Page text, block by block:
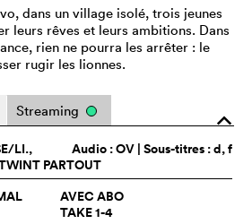
dans un village isolé, trois jeunes
leurs rêves et leurs ambitions. Dans
rien ne pourra les arrêter : le
rugir les lionnes.
o
Streaming
Audio :OV | Sous-titres : d, f
LI.,
PARTOUT
AVEC ABO
TAKE 1-4